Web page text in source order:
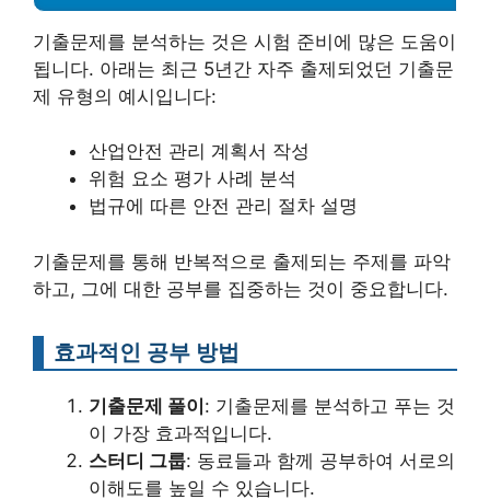
기출문제를 분석하는 것은 시험 준비에 많은 도움이
됩니다. 아래는 최근 5년간 자주 출제되었던 기출문
제 유형의 예시입니다:
산업안전 관리 계획서 작성
위험 요소 평가 사례 분석
법규에 따른 안전 관리 절차 설명
기출문제를 통해 반복적으로 출제되는 주제를 파악
하고, 그에 대한 공부를 집중하는 것이 중요합니다.
효과적인 공부 방법
기출문제 풀이: 기출문제를 분석하고 푸는 것
이 가장 효과적입니다.
스터디 그룹: 동료들과 함께 공부하여 서로의
이해도를 높일 수 있습니다.